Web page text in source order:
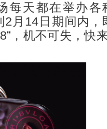
每天都在举办各
2月14日期间内，
，机不可失，快